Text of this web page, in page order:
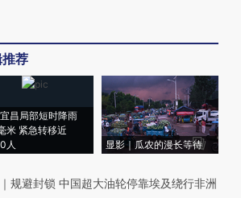
荐
昌局部短时降雨
米 紧急转移近
人
显影｜瓜农的漫长等待
｜ 规避封锁 中国超大油轮停靠埃及绕行非洲